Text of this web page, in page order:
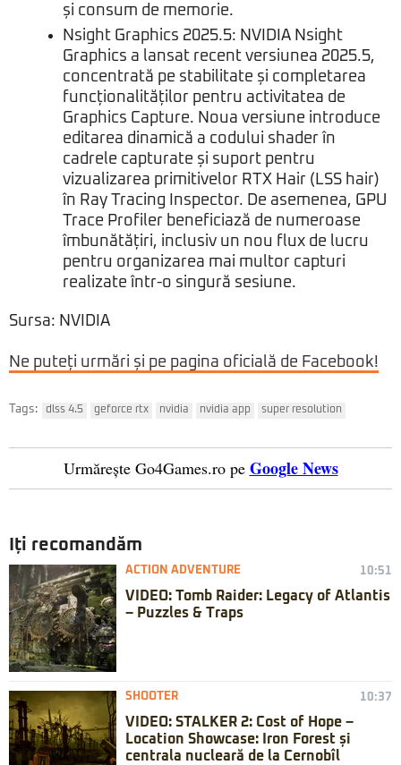
și consum de memorie.
Nsight Graphics 2025.5: NVIDIA Nsight
Graphics a lansat recent versiunea 2025.5,
concentrată pe stabilitate și completarea
funcționalităților pentru activitatea de
Graphics Capture. Noua versiune introduce
editarea dinamică a codului shader în
cadrele capturate și suport pentru
vizualizarea primitivelor RTX Hair (LSS hair)
în Ray Tracing Inspector. De asemenea, GPU
Trace Profiler beneficiază de numeroase
îmbunătățiri, inclusiv un nou flux de lucru
pentru organizarea mai multor capturi
realizate într-o singură sesiune.
Sursa: NVIDIA
Ne puteți urmări și pe pagina oficială de Facebook!
Tags: dlss 4.5 geforce rtx nvidia nvidia app super resolution
Urmărește Go4Games.ro pe Google News
Iți recomandăm
ACTION ADVENTURE 10:51
VIDEO: Tomb Raider: Legacy of Atlantis
– Puzzles & Traps
SHOOTER 10:37
VIDEO: STALKER 2: Cost of Hope –
Location Showcase: Iron Forest și
centrala nucleară de la Cernobîl